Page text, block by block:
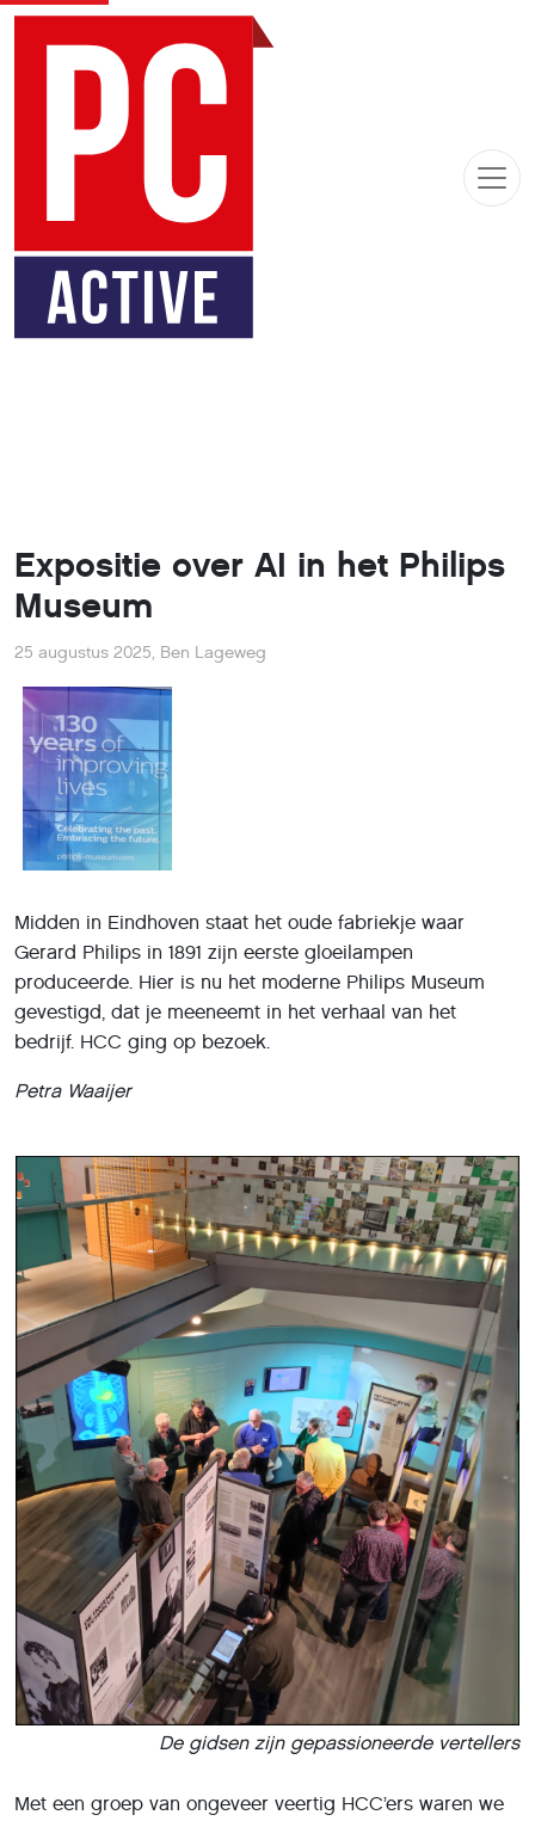
Expositie over AI in het Philips
Museum
25 augustus 2025, Ben Lageweg
Midden in Eindhoven staat het oude fabriekje waar
Gerard Philips in 1891 zijn eerste gloeilampen
produceerde. Hier is nu het moderne Philips Museum
gevestigd, dat je meeneemt in het verhaal van het
bedrijf. HCC ging op bezoek.
Petra Waaijer
De gidsen zijn gepassioneerde vertellers
Met een groep van ongeveer veertig HCC’ers waren we